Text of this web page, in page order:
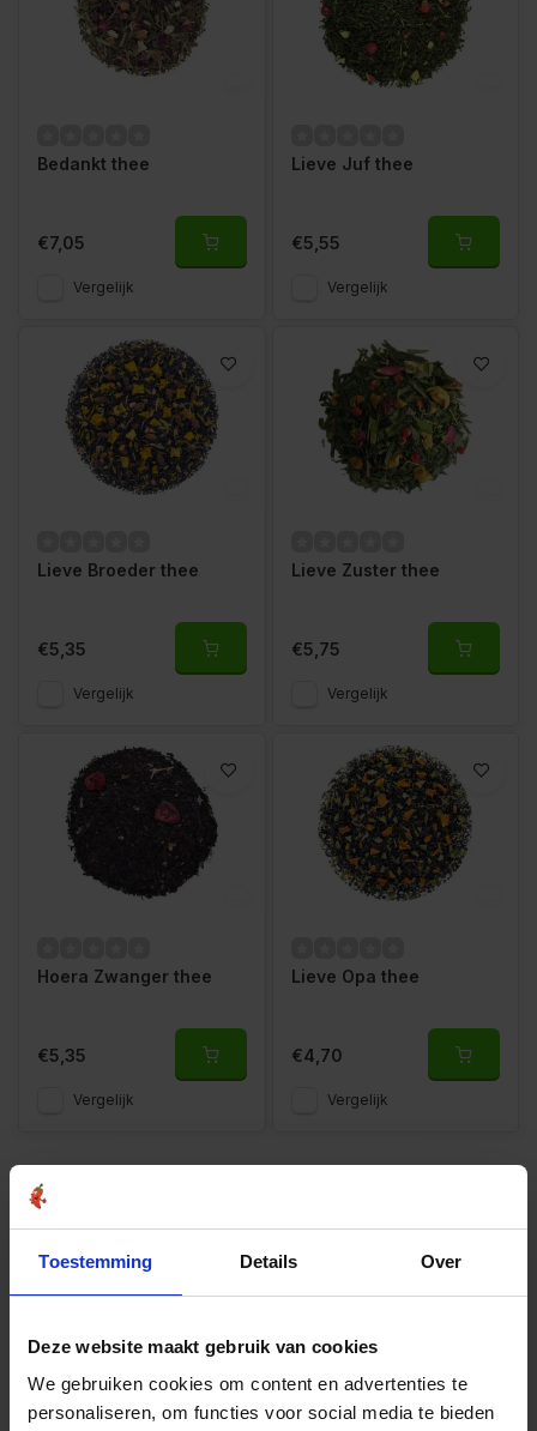
Toestemming Details Over
Deze website maakt gebruik van cookies
We gebruiken cookies om content en advertenties te
personaliseren, om functies voor social media te bieden
Bedankt thee
€7,05
Vergelijk
Lieve Juf thee
€5,55
Vergelijk
Lieve Broeder thee
€5,35
Vergelijk
Lieve Zuster thee
€5,75
Vergelijk
Hoera Zwanger thee
€5,35
Vergelijk
Lieve Opa thee
€4,70
Vergelijk
vermelden bij de opmerkingen, het kost niets extra.
Cadeau Thee